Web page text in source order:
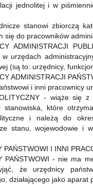
jednolitej i w
stanowi zbiorczą
się do pracowników
ADMINISTRACJI
w urzędach
(są to: urzędnicy,
ADMINISTRACJI
i inni pracownicy
- wiąże się
stanowiska, które
i należą do
stanu, wojewodowie i
PAŃSTWOWI I INNI
PAŃSTWOWI - nie ma
że urzędnicy
działającego jako